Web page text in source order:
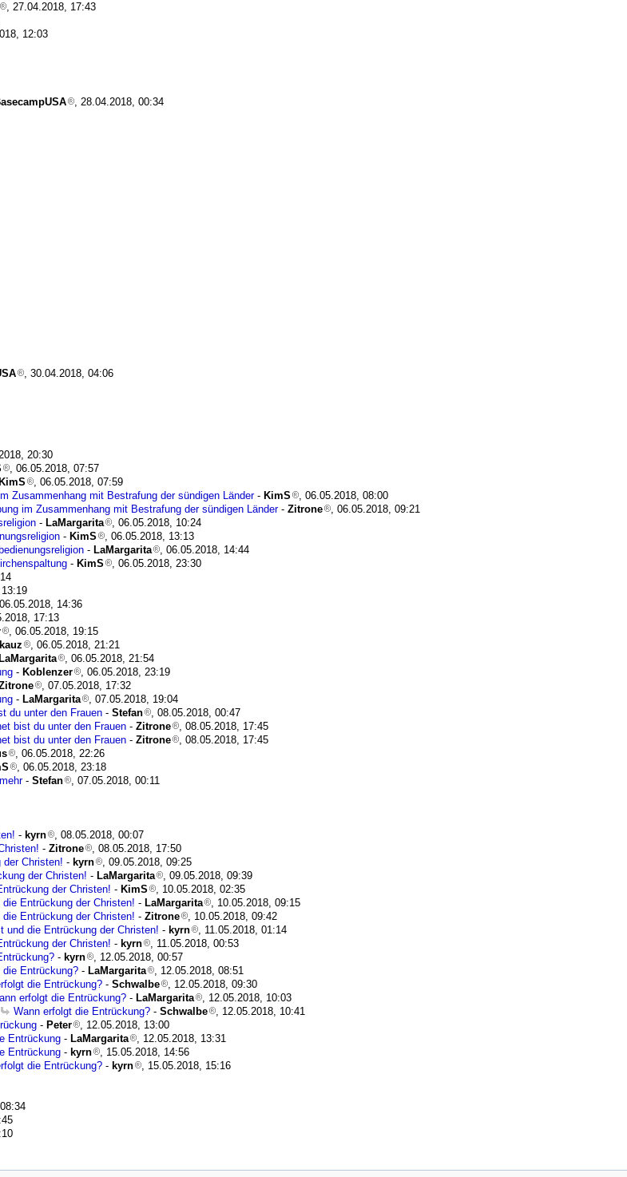
, 27.04.2018, 17:43
12:03
, 28.04.2018, 00:34
, 30.04.2018, 04:06
20:30
, 06.05.2018, 07:57
KimS
, 06.05.2018, 07:59
Zusammenhang mit Bestrafung der sündigen Länder- KimS
, 06.05.2018, 08:00
im Zusammenhang mit Bestrafung der sündigen Länder- Zitrone
, 06.05.2018, 09:21
- LaMargarita
, 06.05.2018, 10:24
- KimS
, 06.05.2018, 13:13
- LaMargarita
, 06.05.2018, 14:44
- KimS
, 06.05.2018, 23:30
14:36
17:13
, 06.05.2018, 19:15
, 06.05.2018, 21:21
LaMargarita
, 06.05.2018, 21:54
- Koblenzer
, 06.05.2018, 23:19
, 07.05.2018, 17:32
- LaMargarita
, 07.05.2018, 19:04
du unter den Frauen - Stefan
, 08.05.2018, 00:47
bist du unter den Frauen - Zitrone
, 08.05.2018, 17:45
bist du unter den Frauen - Zitrone
, 08.05.2018, 17:45
, 06.05.2018, 22:26
, 06.05.2018, 23:18
- Stefan
, 07.05.2018, 00:11
- kyrn
, 08.05.2018, 00:07
- Zitrone
, 08.05.2018, 17:50
der Christen! - kyrn
, 09.05.2018, 09:25
der Christen! - LaMargarita
, 09.05.2018, 09:39
der Christen! - KimS
, 10.05.2018, 02:35
die Entrückung der Christen! - LaMargarita
, 10.05.2018, 09:15
die Entrückung der Christen! - Zitrone
, 10.05.2018, 09:42
und die Entrückung der Christen! - kyrn
, 11.05.2018, 01:14
der Christen! - kyrn
, 11.05.2018, 00:53
- kyrn
, 12.05.2018, 00:57
die Entrückung? - LaMargarita
, 12.05.2018, 08:51
die Entrückung? - Schwalbe
, 12.05.2018, 09:30
erfolgt die Entrückung? - LaMargarita
, 12.05.2018, 10:03
Wann erfolgt die Entrückung? - Schwalbe
, 12.05.2018, 10:41
- Peter
, 12.05.2018, 13:00
Entrückung - LaMargarita
, 12.05.2018, 13:31
Entrückung - kyrn
, 15.05.2018, 14:56
die Entrückung? - kyrn
, 15.05.2018, 15:16